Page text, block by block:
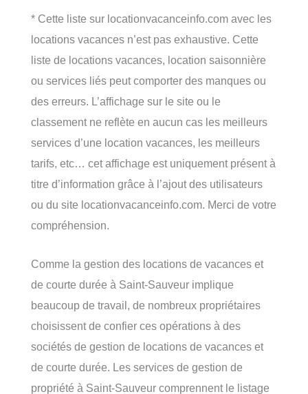
* Cette liste sur locationvacanceinfo.com avec les
locations vacances n’est pas exhaustive. Cette
liste de locations vacances, location saisonnière
ou services liés peut comporter des manques ou
des erreurs. L’affichage sur le site ou le
classement ne reflète en aucun cas les meilleurs
services d’une location vacances, les meilleurs
tarifs, etc… cet affichage est uniquement présent à
titre d’information grâce à l’ajout des utilisateurs
ou du site locationvacanceinfo.com. Merci de votre
compréhension.
Comme la gestion des locations de vacances et
de courte durée à Saint-Sauveur implique
beaucoup de travail, de nombreux propriétaires
choisissent de confier ces opérations à des
sociétés de gestion de locations de vacances et
de courte durée. Les services de gestion de
propriété à Saint-Sauveur comprennent le listage